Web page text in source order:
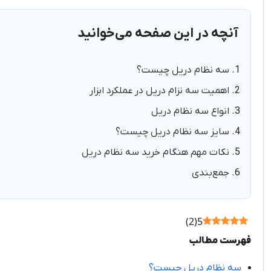
آنچه در این صفحه می‌خوانید
سه نظام دریل چیست؟
اهمیت سه نزام دریل در عملکرد ابزار
انواع سه نظام دریل
سایز سه نظام دریل چیست؟
نکات مهم هنگام خرید سه نظام دریل
جمع‌بندی
5
(
2
)
فهرست مطالب
سه نظام دریل چیست؟